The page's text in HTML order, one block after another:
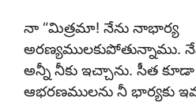
నా “మిత్రమా! నేను నాభార్య
అరణ్యములకుపోతున్నాము.
అన్నీ నీకు ఇచ్చాను. సీత కూడా
ఆభరణములను నీ భార్యకు